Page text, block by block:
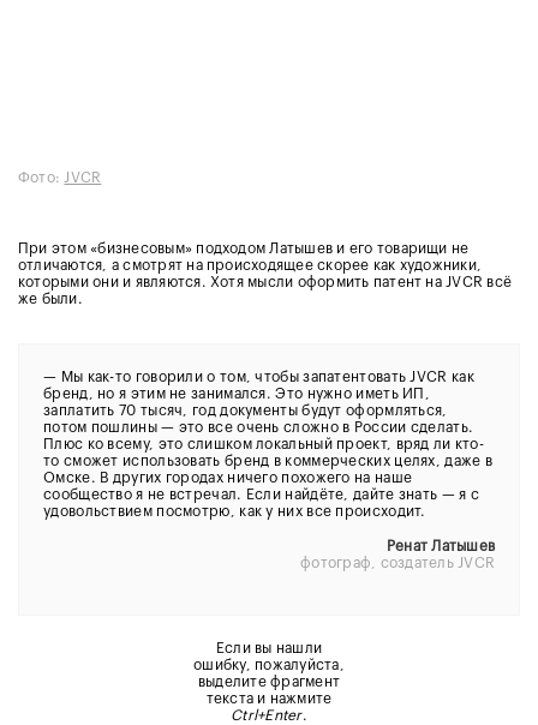
Фото: JVCR
При этом «бизнесовым» подходом Латышев и его товарищи не
отличаются, а смотрят на происходящее скорее как художники,
которыми они и являются. Хотя мысли оформить патент на JVCR всё
же были.
— Мы как-то говорили о том, чтобы запатентовать JVCR как
бренд, но я этим не занимался. Это нужно иметь ИП,
заплатить 70 тысяч, год документы будут оформляться,
потом пошлины — это все очень сложно в России сделать.
Плюс ко всему, это слишком локальный проект, вряд ли кто-
то сможет использовать бренд в коммерческих целях, даже в
Омске. В других городах ничего похожего на наше
сообщество я не встречал. Если найдёте, дайте знать — я с
удовольствием посмотрю, как у них все происходит.
Ренат Латышев
фотограф, создатель JVCR
Если вы нашли
ошибку, пожалуйста,
выделите фрагмент
текста и нажмите
Ctrl+Enter.